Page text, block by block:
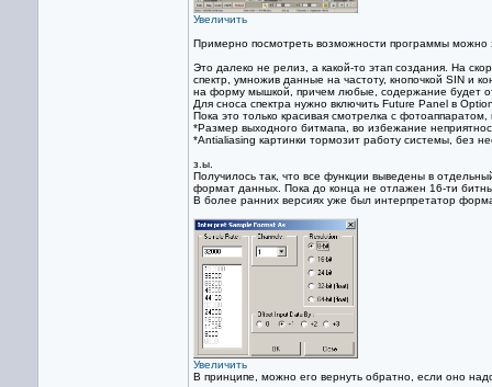
Увеличить
Примерно посмотреть возможности программы можно
Это далеко не релиз, а какой-то этап создания. На
спектр, умножив данные на частоту, кнопочкой SIN и
на форму мышкой, причем любые, содержание будет
Для сноса спектра нужно включить Future Panel в
Пока это только красивая смотрелка с
*Размер выходного битмапа, во избежание
*Antialiasing картинки тормозит работу системы, без
з.ы.
Получилось так, что все функции выведены в
формат данных. Пока до конца не отлажен 16-ти
В более ранних версиях уже был интерпретатор
Увеличить
В принципе, можно его вернуть обратно, если оно